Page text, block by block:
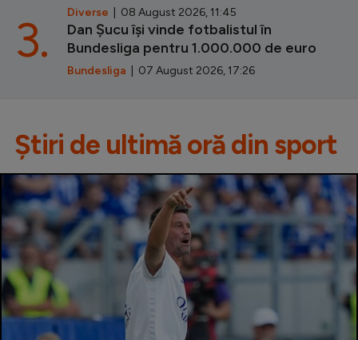
Diverse | 08 August 2026, 11:45
Dan Șucu își vinde fotbalistul în
Bundesliga pentru 1.000.000 de euro
Bundesliga | 07 August 2026, 17:26
3.
Știri de ultimă oră din sport